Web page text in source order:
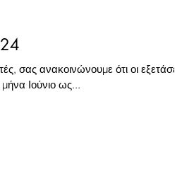
σας ανακοινώνουμε ότι οι εξετάσεις
Ιούνιο ως...